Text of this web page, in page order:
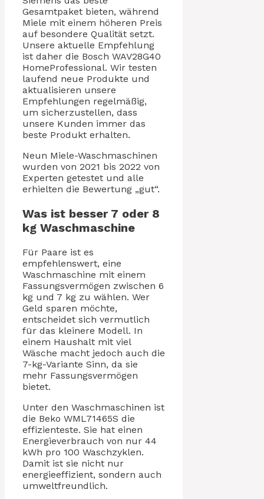
Gesamtpaket bieten, während
Miele mit einem höheren Preis
auf besondere Qualität setzt.
Unsere aktuelle Empfehlung
ist daher die Bosch WAV28G40
HomeProfessional. Wir testen
laufend neue Produkte und
aktualisieren unsere
Empfehlungen regelmäßig,
um sicherzustellen, dass
unsere Kunden immer das
beste Produkt erhalten.
Neun Miele-Waschmaschinen
wurden von 2021 bis 2022 von
Experten getestet und alle
erhielten die Bewertung „gut“.
Was ist besser 7 oder 8
kg Waschmaschine
Für Paare ist es
empfehlenswert, eine
Waschmaschine mit einem
Fassungsvermögen zwischen 6
kg und 7 kg zu wählen. Wer
Geld sparen möchte,
entscheidet sich vermutlich
für das kleinere Modell. In
einem Haushalt mit viel
Wäsche macht jedoch auch die
7-kg-Variante Sinn, da sie
mehr Fassungsvermögen
bietet.
Unter den Waschmaschinen ist
die Beko WML71465S die
effizienteste. Sie hat einen
Energieverbrauch von nur 44
kWh pro 100 Waschzyklen.
Damit ist sie nicht nur
energieeffizient, sondern auch
umweltfreundlich.